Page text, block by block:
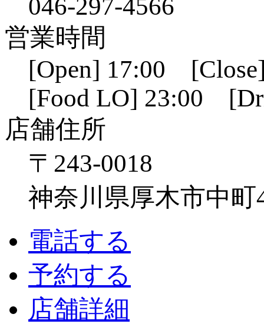
046-297-4566
営業時間
[Open] 17:00
[Food LO] 23:00
店舗住所
〒243-0018
神奈川県厚木市中町
電話する
予約する
店舗詳細